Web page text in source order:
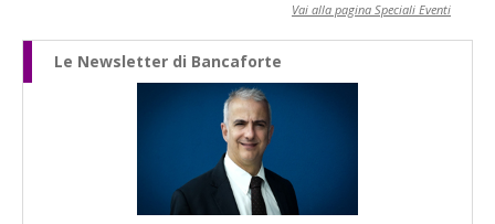
Vai alla pagina Speciali Eventi
Le Newsletter di Bancaforte